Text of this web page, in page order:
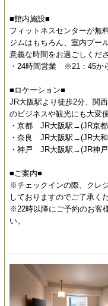
■館内施設■
フィットネスセンターが無
ジムはもちろん、室内プー
意義な時間をお過ごしくださ
・24時間営業 ※21：45か
■ロケーション■
JR大阪駅より徒歩2分、関
のビジネスや観光にも大変
・京都 JR大阪駅→(JR京
・奈良 JR大阪駅→(JR大
・神戸 JR大阪駅→(JR神
■ご案内■
※チェックインの際、クレ
しておりますのでご了承く
※22時以降にご予約のお客
い。